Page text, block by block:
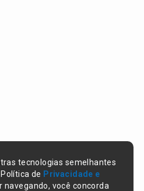
tecnologias semelhantes
de Privacidade e
navegando, você concorda